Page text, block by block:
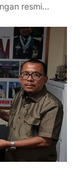
resmi…